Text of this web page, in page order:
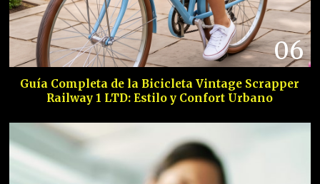
06
Guía Completa de la Bicicleta Vintage Scrapper
Railway 1 LTD: Estilo y Confort Urbano